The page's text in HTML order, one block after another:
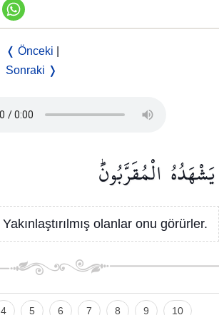
❬ Önceki
Sonraki ❭
يَشْهَدُهُ الْمُقَرَّبُونَۜ
Yakınlaştırılmış olanlar onu görürler.
4 5 6 7 8 9 10